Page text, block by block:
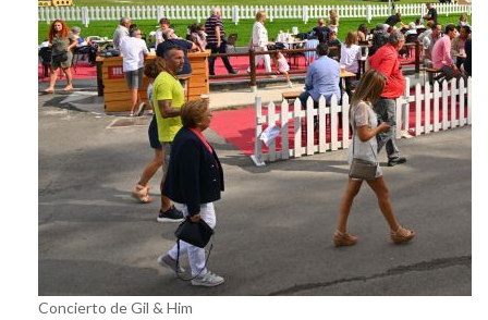
Concierto de Gil & Him